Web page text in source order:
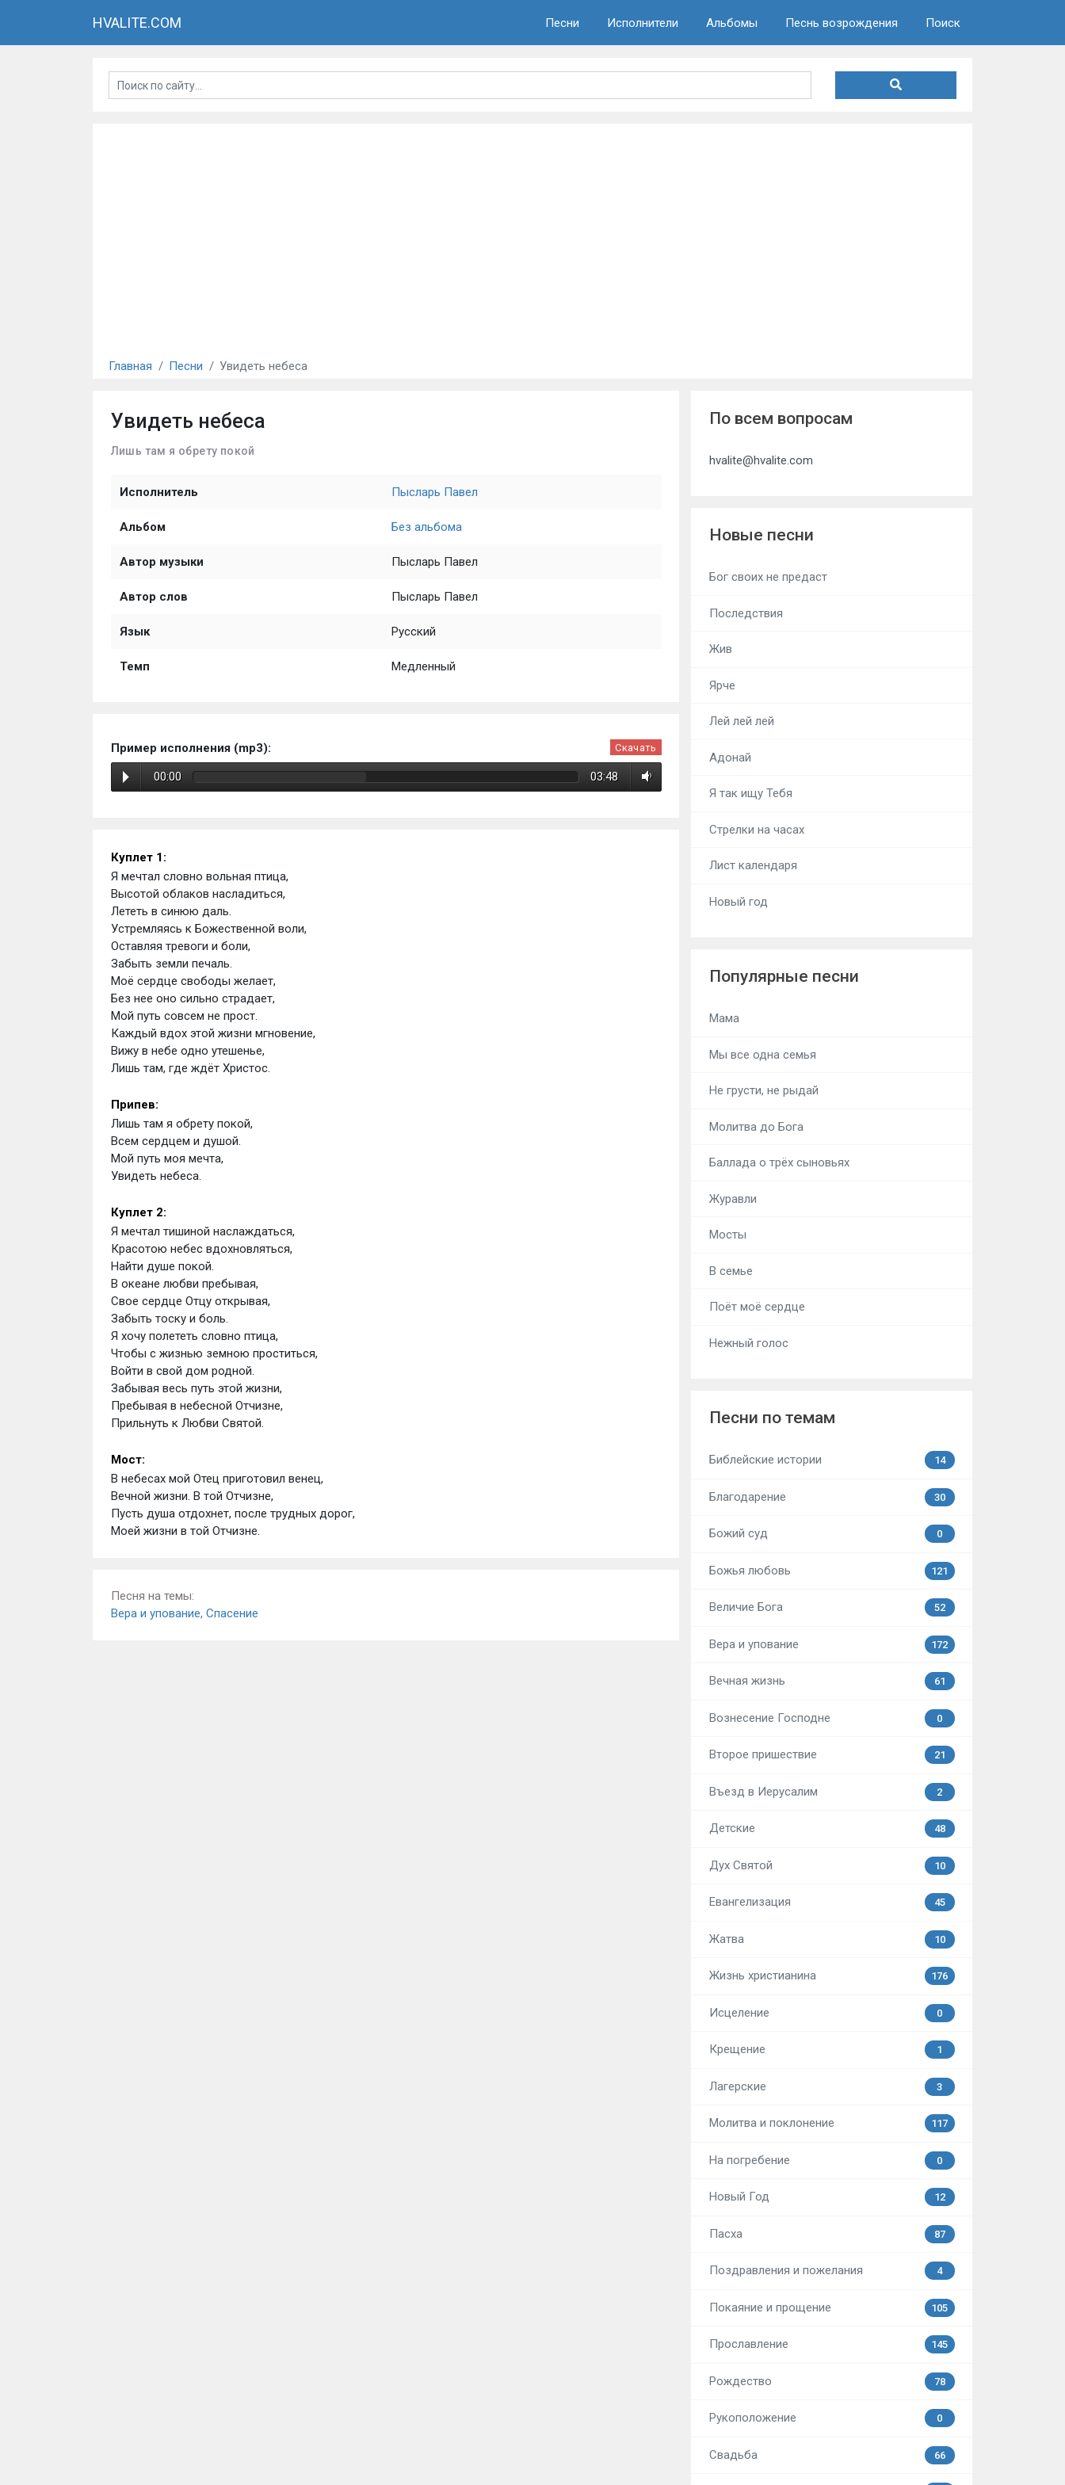
HVALITE.COM Песни Исполнители Альбомы Песнь возрождения Поиск
Главная Песни Увидеть небеса
Увидеть небеса
Лишь там я обрету покой
Исполнитель Пысларь Павел
Альбом Без альбома
Автор музыки Пысларь Павел
Автор слов Пысларь Павел
Язык Русский
Темп Медленный
Пример исполнения (mp3): Скачать
00:00 03:48
Куплет 1:
Я мечтал словно вольная птица,
Высотой облаков насладиться,
Лететь в синюю даль.
Устремляясь к Божественной воли,
Оставляя тревоги и боли,
Забыть земли печаль.
Моё сердце свободы желает,
Без нее оно сильно страдает,
Мой путь совсем не прост.
Каждый вдох этой жизни мгновение,
Вижу в небе одно утешенье,
Лишь там, где ждёт Христос.
Припев:
Лишь там я обрету покой,
Всем сердцем и душой.
Мой путь моя мечта,
Увидеть небеса.
Куплет 2:
Я мечтал тишиной наслаждаться,
Красотою небес вдохновляться,
Найти душе покой.
В океане любви пребывая,
Свое сердце Отцу открывая,
Забыть тоску и боль.
Я хочу полететь словно птица,
Чтобы с жизнью земною проститься,
Войти в свой дом родной.
Забывая весь путь этой жизни,
Пребывая в небесной Отчизне,
Прильнуть к Любви Святой.
Мост:
В небесах мой Отец приготовил венец,
Вечной жизни. В той Отчизне,
Пусть душа отдохнет, после трудных дорог,
Моей жизни в той Отчизне.
Песня на темы:
Вера и упование, Спасение
По всем вопросам
hvalite@hvalite.com
Новые песни
Бог своих не предаст
Последствия
Жив
Ярче
Лей лей лей
Адонай
Я так ищу Тебя
Стрелки на часах
Лист календаря
Новый год
Популярные песни
Мама
Мы все одна семья
Не грусти, не рыдай
Молитва до Бога
Баллада о трёх сыновьях
Журавли
Мосты
В семье
Поёт моё сердце
Нежный голос
Песни по темам
Библейские истории 14
Благодарение 30
Божий суд 0
Божья любовь 121
Величие Бога 52
Вера и упование 172
Вечная жизнь 61
Вознесение Господне 0
Второе пришествие 21
Въезд в Иерусалим 2
Детские 48
Дух Святой 10
Евангелизация 45
Жатва 10
Жизнь христианина 176
Исцеление 0
Крещение 1
Лагерские 3
Молитва и поклонение 117
На погребение 0
Новый Год 12
Пасха 87
Поздравления и пожелания 4
Покаяние и прощение 105
Прославление 145
Рождество 78
Рукоположение 0
Свадьба 66